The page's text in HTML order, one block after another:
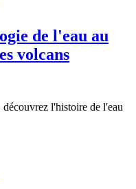
de l'eau au
volcans
l'histoire de l'eau